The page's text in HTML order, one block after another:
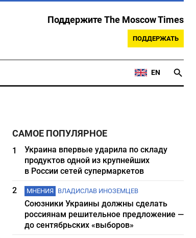
Поддержите The Moscow Times
ПОДДЕРЖАТЬ
EN
САМОЕ ПОПУЛЯРНОЕ
1
Украина впервые ударила по складу
продуктов одной из крупнейших
в России сетей супермаркетов
2
МНЕНИЯ ВЛАДИСЛАВ ИНОЗЕМЦЕВ
Союзники Украины должны сделать
россиянам решительное предложение —
до сентябрьских «выборов»